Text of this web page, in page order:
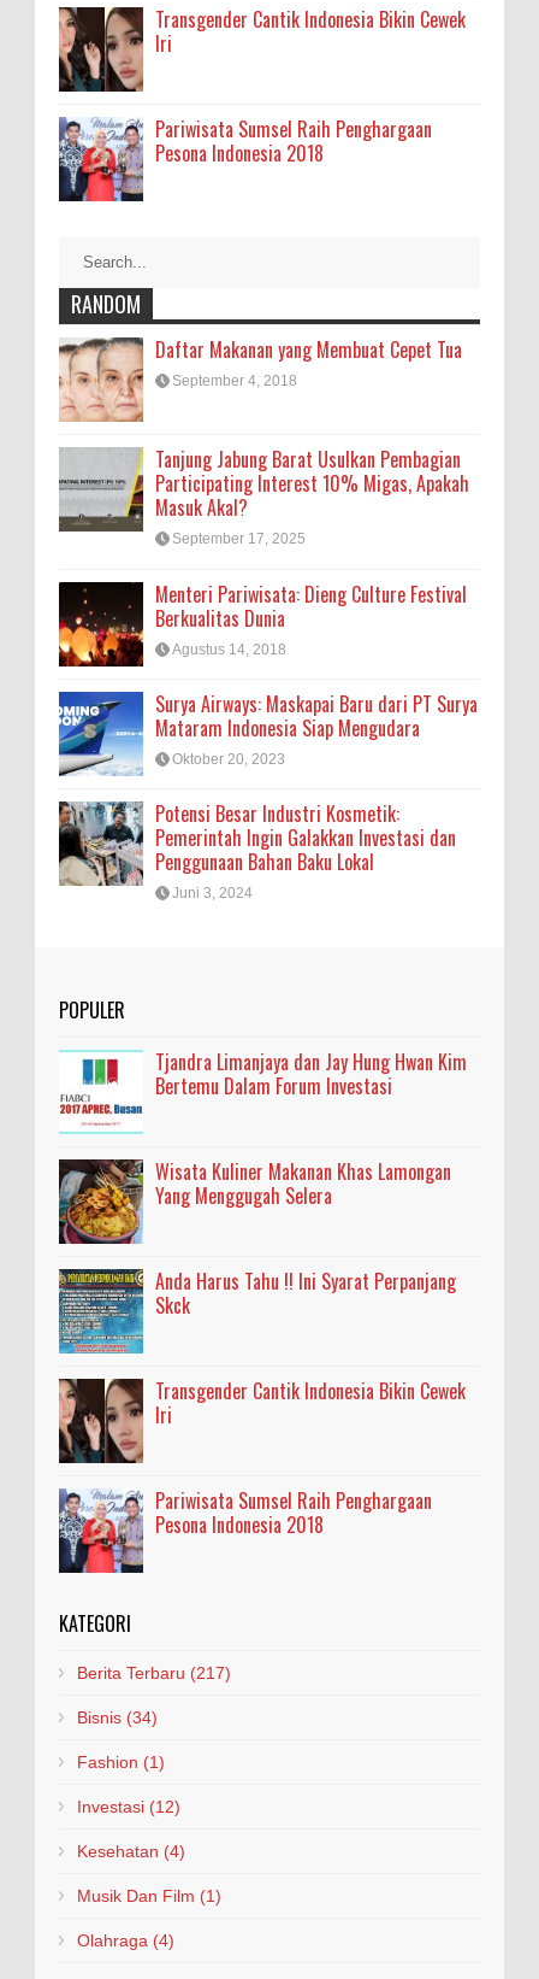
Transgender Cantik Indonesia Bikin Cewek
Iri
Pariwisata Sumsel Raih Penghargaan
Pesona Indonesia 2018
RANDOM
Daftar Makanan yang Membuat Cepet Tua
September 4, 2018
Tanjung Jabung Barat Usulkan Pembagian
Participating Interest 10% Migas, Apakah
Masuk Akal?
September 17, 2025
Menteri Pariwisata: Dieng Culture Festival
Berkualitas Dunia
Agustus 14, 2018
Surya Airways: Maskapai Baru dari PT Surya
Mataram Indonesia Siap Mengudara
Oktober 20, 2023
Potensi Besar Industri Kosmetik:
Pemerintah Ingin Galakkan Investasi dan
Penggunaan Bahan Baku Lokal
Juni 3, 2024
POPULER
Tjandra Limanjaya dan Jay Hung Hwan Kim
Bertemu Dalam Forum Investasi
Wisata Kuliner Makanan Khas Lamongan
Yang Menggugah Selera
Anda Harus Tahu !! Ini Syarat Perpanjang
Skck
Transgender Cantik Indonesia Bikin Cewek
Iri
Pariwisata Sumsel Raih Penghargaan
Pesona Indonesia 2018
KATEGORI
Berita Terbaru (217)
Bisnis (34)
Fashion (1)
Investasi (12)
Kesehatan (4)
Musik Dan Film (1)
Olahraga (4)